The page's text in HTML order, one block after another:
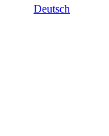
Deutsch